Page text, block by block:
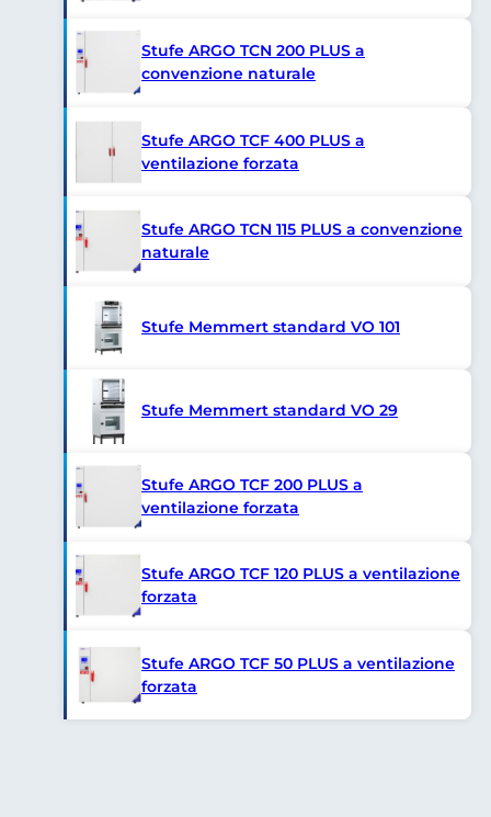
Stufe ARGO TCN 200 PLUS a
convenzione naturale
Stufe ARGO TCF 400 PLUS a
ventilazione forzata
Stufe ARGO TCN 115 PLUS a convenzione
naturale
Stufe Memmert standard VO 101
Stufe Memmert standard VO 29
Stufe ARGO TCF 200 PLUS a
ventilazione forzata
Stufe ARGO TCF 120 PLUS a ventilazione
forzata
Stufe ARGO TCF 50 PLUS a ventilazione
forzata